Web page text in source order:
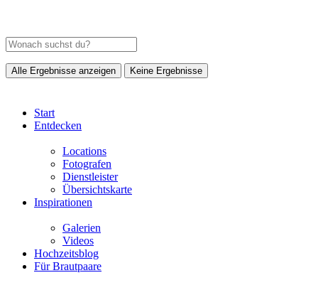
Alle Ergebnisse anzeigen Keine Ergebnisse
Start
Entdecken
Locations
Fotografen
Dienstleister
Übersichtskarte
Inspirationen
Galerien
Videos
Hochzeitsblog
Für Brautpaare